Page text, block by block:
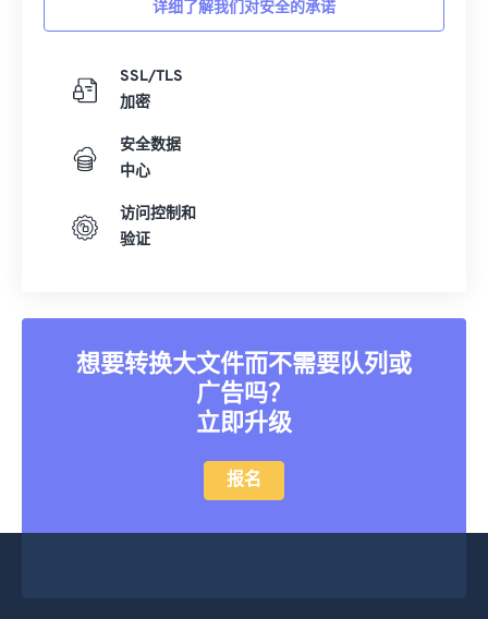
详细了解我们对安全的承诺
SSL/TLS
加密
安全数据
中心
访问控制和
验证
想要转换大文件而不需要队列或
广告吗？
立即升级
报名